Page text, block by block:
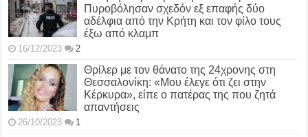
Πυροβόλησαν σχεδόν εξ επαφής δύο
αδέλφια από την Κρήτη και τον φίλο τους
έξω από κλαμπ
16/12/2023 2
Θρίλερ με τον θάνατο της 24χρονης στη
Θεσσαλονίκη: «Μου έλεγε ότι ζει στην
Κέρκυρα», είπε ο πατέρας της που ζητά
απαντήσεις
26/10/2023 1